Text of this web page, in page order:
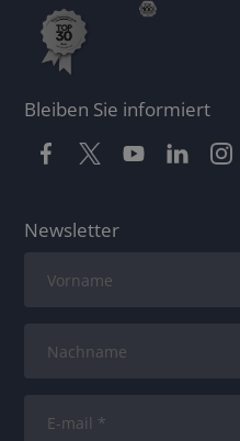
Bleiben Sie informiert
Newsletter